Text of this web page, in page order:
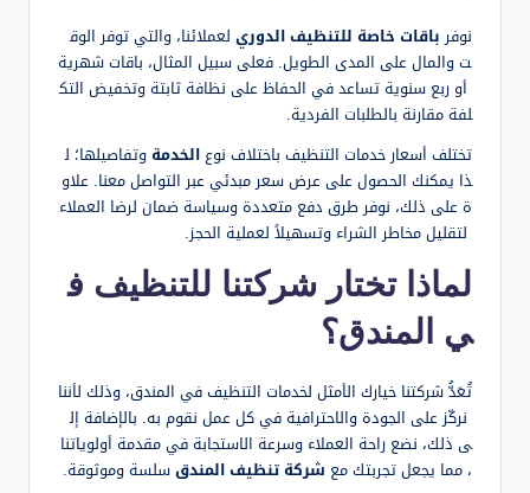
نوفرباقات خاصة للتنظيف الدوري لعملائنا، والتي توفر الوق
ت والمال على المدى الطويل. فعلى سبيل المثال، باقات شهرية
أو ربع سنوية تساعد في الحفاظ على نظافة ثابتة وتخفيض التك
لفة مقارنة بالطلبات الفردية.
تختلف أسعار خدمات التنظيف باختلاف نوعالخدمةوتفاصيلها؛ ل
ذا يمكنك الحصول على عرض سعر مبدئي عبر التواصل معنا. علاو
ة على ذلك، نوفر طرق دفع متعددة وسياسة ضمان لرضا العملاء
لتقليل مخاطر الشراء وتسهيلاً لعملية الحجز.
لماذا تختار شركتنا للتنظيف ف
ي المندق؟
تُعَدُّ شركتنا خيارك الأمثل لخدمات التنظيف في المندق، وذلك لأننا
نركّز على الجودة والاحترافية في كل عمل نقوم به. بالإضافة إل
ى ذلك، نضع راحة العملاء وسرعة الاستجابة في مقدمة أولوياتنا
، مما يجعل تجربتك مع شركة تنظيف المندقسلسة وموثوقة.